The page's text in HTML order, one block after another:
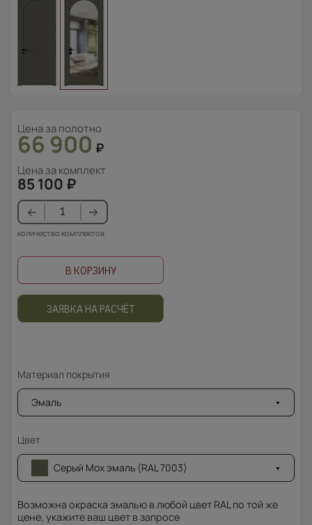
Цена за полотно
66 900 ₽
Цена за комплект
85 100 ₽
количество комплектов
В КОРЗИНУ
ЗАЯВКА НА РАСЧЁТ
Материал покрытия
Эмаль
Цвет
Серый Мох эмаль (RAL 7003)
Возможна окраска эмалью в любой цвет RAL по той же
цене, укажите ваш цвет в запросе